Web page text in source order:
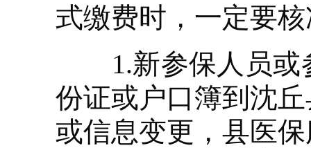
式缴费时，一定要
1.新参保人员或
份证或户口簿到沈
或信息变更，县医